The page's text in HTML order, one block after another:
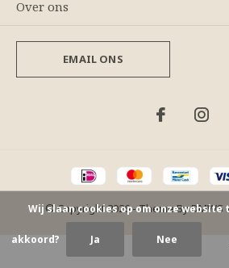
Over ons
EMAIL ONS
© Copyright2026- Theme ByDMWS
Wij slaan cookies op om onze
akkoord? Ja Nee